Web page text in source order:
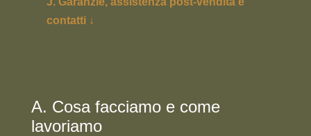
contatti ↓
A. Cosa facciamo e come
lavoriamo